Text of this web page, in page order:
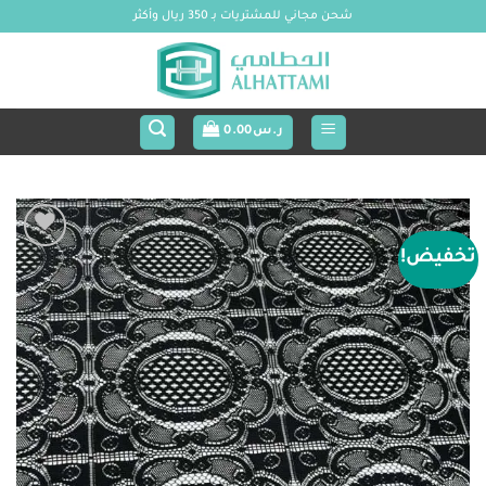
شحن مجاني للمشتريات بـ 350 ريال وأكثر
ر.س0.00
تخفيض!
Add to
wishlist